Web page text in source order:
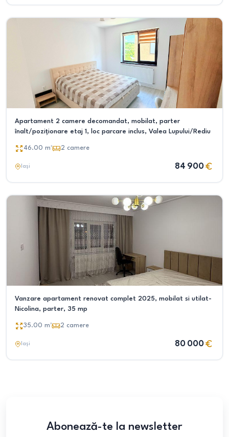
Apartament 2 camere decomandat, mobilat, parter
înalt/poziționare etaj 1, loc parcare inclus, Valea Lupului/Rediu
46.00 m² 2 camere
Iași 84 900
Vanzare apartament renovat complet 2025, mobilat si utilat-
Nicolina, parter, 35 mp
35.00 m² 2 camere
Iași 80 000
Abonează-te la newsletter